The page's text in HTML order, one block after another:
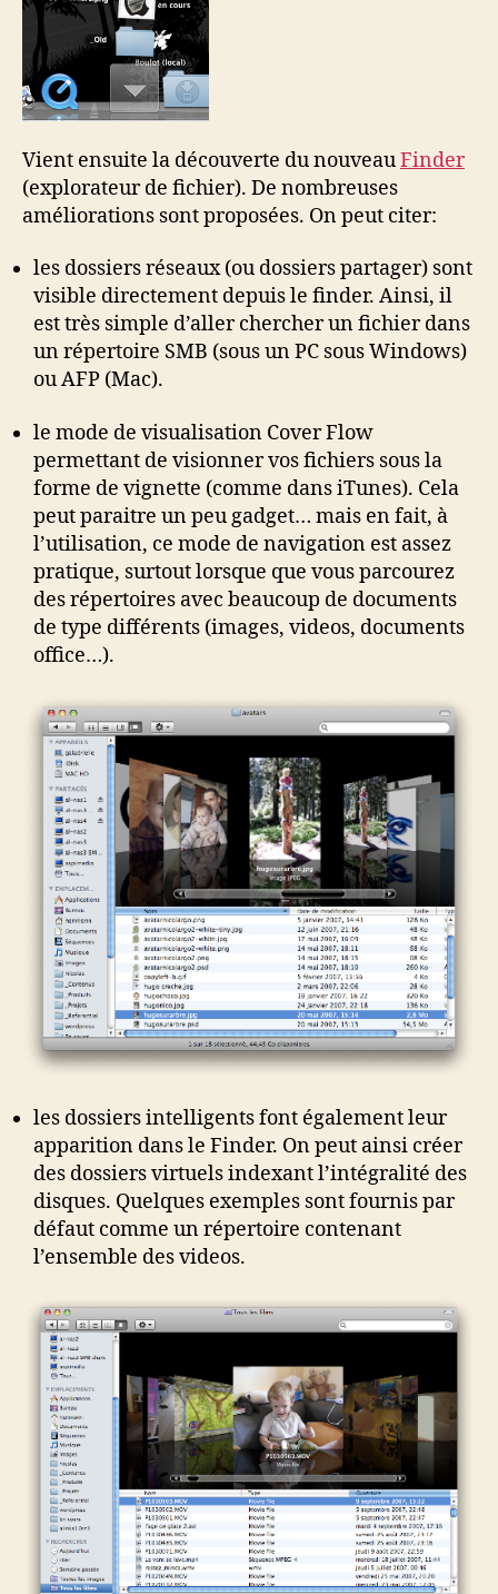
Vient ensuite la découverte du nouveauFinder
(explorateur de fichier). De nombreuses
améliorations sont proposées. On peut citer:
les dossiers réseaux (ou dossiers partager) sont
visible directement depuis le finder. Ainsi, il
est très simple d’aller chercher un fichier dans
un répertoire SMB (sous un PC sous Windows)
ou AFP (Mac).
le mode de visualisation Cover Flow
permettant de visionner vos fichiers sous la
forme de vignette (comme dans iTunes). Cela
peut paraitre un peu gadget… mais en fait, à
l’utilisation, ce mode de navigation est assez
pratique, surtout lorsque que vous parcourez
des répertoires avec beaucoup de documents
de type différents (images, videos, documents
office…).
les dossiers intelligents font également leur
apparition dans le Finder. On peut ainsi créer
des dossiers virtuels indexant l’intégralité des
disques. Quelques exemples sont fournis par
défaut comme un répertoire contenant
l’ensemble des videos.